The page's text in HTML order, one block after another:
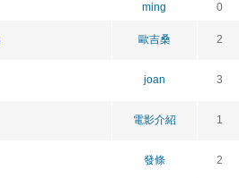
ming 0
歐吉桑 2
joan 3
電影介紹 1
發條 2